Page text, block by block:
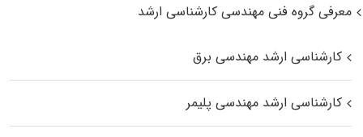
معرفی گروه فنی مهندسی کارشناسی ارشد
کارشناسی ارشد مهندسی برق
کارشناسی ارشد مهندسی پلیمر